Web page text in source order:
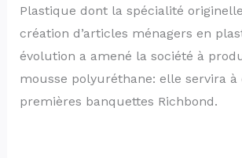
Plastique dont la spécialité
création d’articles ménagers en
évolution a amené la société à
mousse polyuréthane: elle servira à
premières banquettes Richbond.